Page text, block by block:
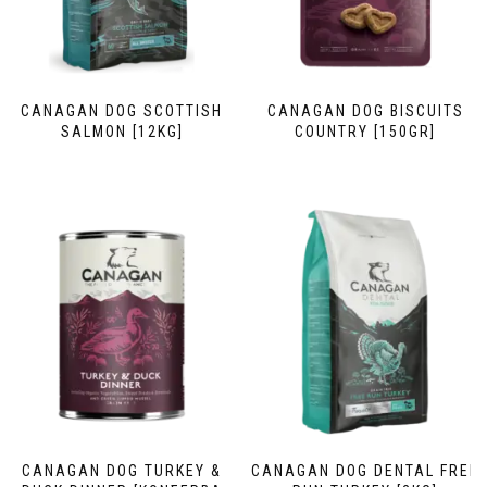
CANAGAN DOG SCOTTISH
SALMON [12KG]
CANAGAN DOG BISCUITS
COUNTRY [150GR]
CANAGAN DOG TURKEY &
CANAGAN DOG DENTAL FREE